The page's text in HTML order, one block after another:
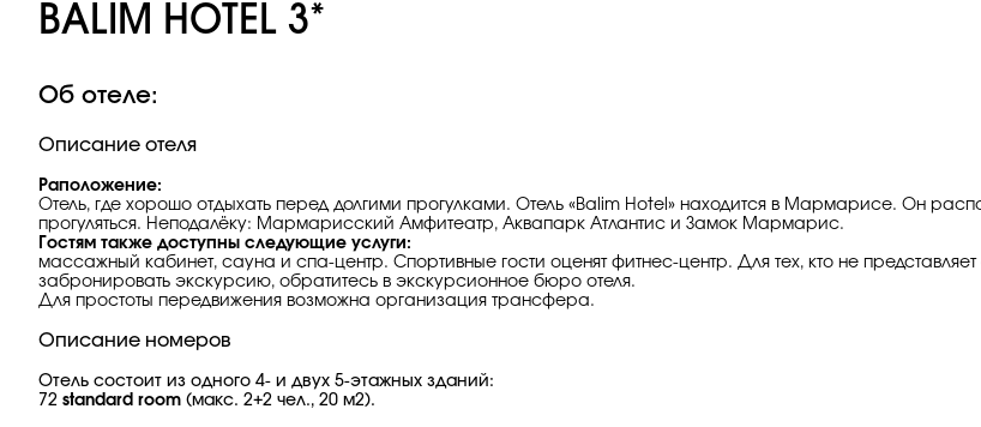
BALIM HOTEL 3*
Об отеле:
Описание отеля
Раположение:
Отель, где хорошо отдыхать перед долгими прогулками. Отель «Balim Hotel» находится в Мармарисе. Он
прогуляться. Неподалёку: Мармарисский Амфитеатр, Аквапарк Атлантис и Замок Мармарис.
Гостям также доступны следующие услуги:
массажный кабинет, сауна и спа-центр. Спортивные гости оценят фитнес-центр. Для тех, кто не
забронировать экскурсию, обратитесь в экскурсионное бюро отеля.
Для простоты передвижения возможна организация трансфера.
Описание номеров
Отель состоит из одного 4- и двух 5-этажных зданий:
72 standard room (макс. 2+2 чел., 20 м2).